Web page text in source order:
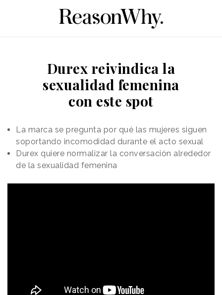
Durex reivindica la
sexualidad femenina
con este spot
La marca se pregunta por qué las mujeres siguen
soportando incomodidad durante el acto sexual
Durex quiere normalizar la conversación alrededor
de la sexualidad femenina